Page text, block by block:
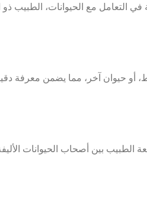
التعامل مع الحيوانات، الطبيب ذو
حيوان آخر، مما يضمن معرفة
بين أصحاب الحيوانات